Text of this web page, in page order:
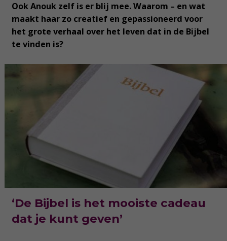
Ook Anouk zelf is er blij mee. Waarom – en wat
maakt haar zo creatief en gepassioneerd voor
het grote verhaal over het leven dat in de Bijbel
te vinden is?
‘De Bijbel is het mooiste cadeau
dat je kunt geven’